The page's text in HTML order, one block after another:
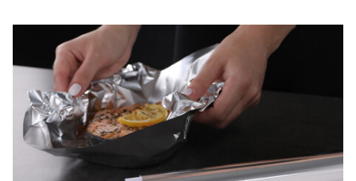
El plástico de cocina o film transparente
Algunos casos concretos
Bocadillos
Verduras empezadas
Carne o pescado fresco en la nevera